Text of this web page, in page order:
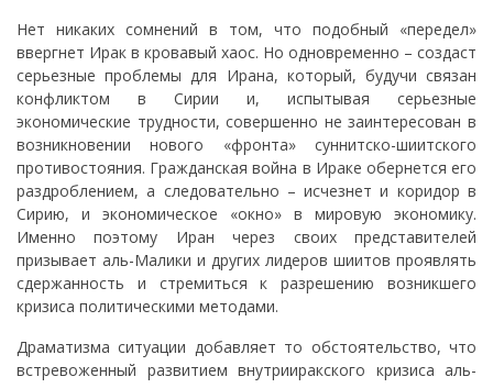
Нет никаких сомнений в том, что подобный «передел»
ввергнет Ирак в кровавый хаос. Но одновременно – создаст
серьезные проблемы для Ирана, который, будучи связан
конфликтом в Сирии и, испытывая серьезные
экономические трудности, совершенно не заинтересован в
возникновении нового «фронта» суннитско-шиитского
противостояния. Гражданская война в Ираке обернется его
раздроблением, а следовательно – исчезнет и коридор в
Сирию, и экономическое «окно» в мировую экономику.
Именно поэтому Иран через своих представителей
призывает аль-Малики и других лидеров шиитов проявлять
сдержанность и стремиться к разрешению возникшего
кризиса политическими методами.
Драматизма ситуации добавляет то обстоятельство, что
встревоженный развитием внутрииракского кризиса аль-